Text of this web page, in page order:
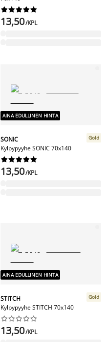






13,50/KPL
AINA EDULLINEN HINTA
SONIC
Kylpypyyhe SONIC 70x140
Gold






13,50/KPL
AINA EDULLINEN HINTA
STITCH
Kylpypyyhe STITCH 70x140
Gold






13,50/KPL